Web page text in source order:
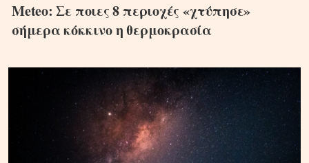
Meteo: Σε ποιες 8 περιοχές «χτύπησε»
σήμερα κόκκινο η θερμοκρασία